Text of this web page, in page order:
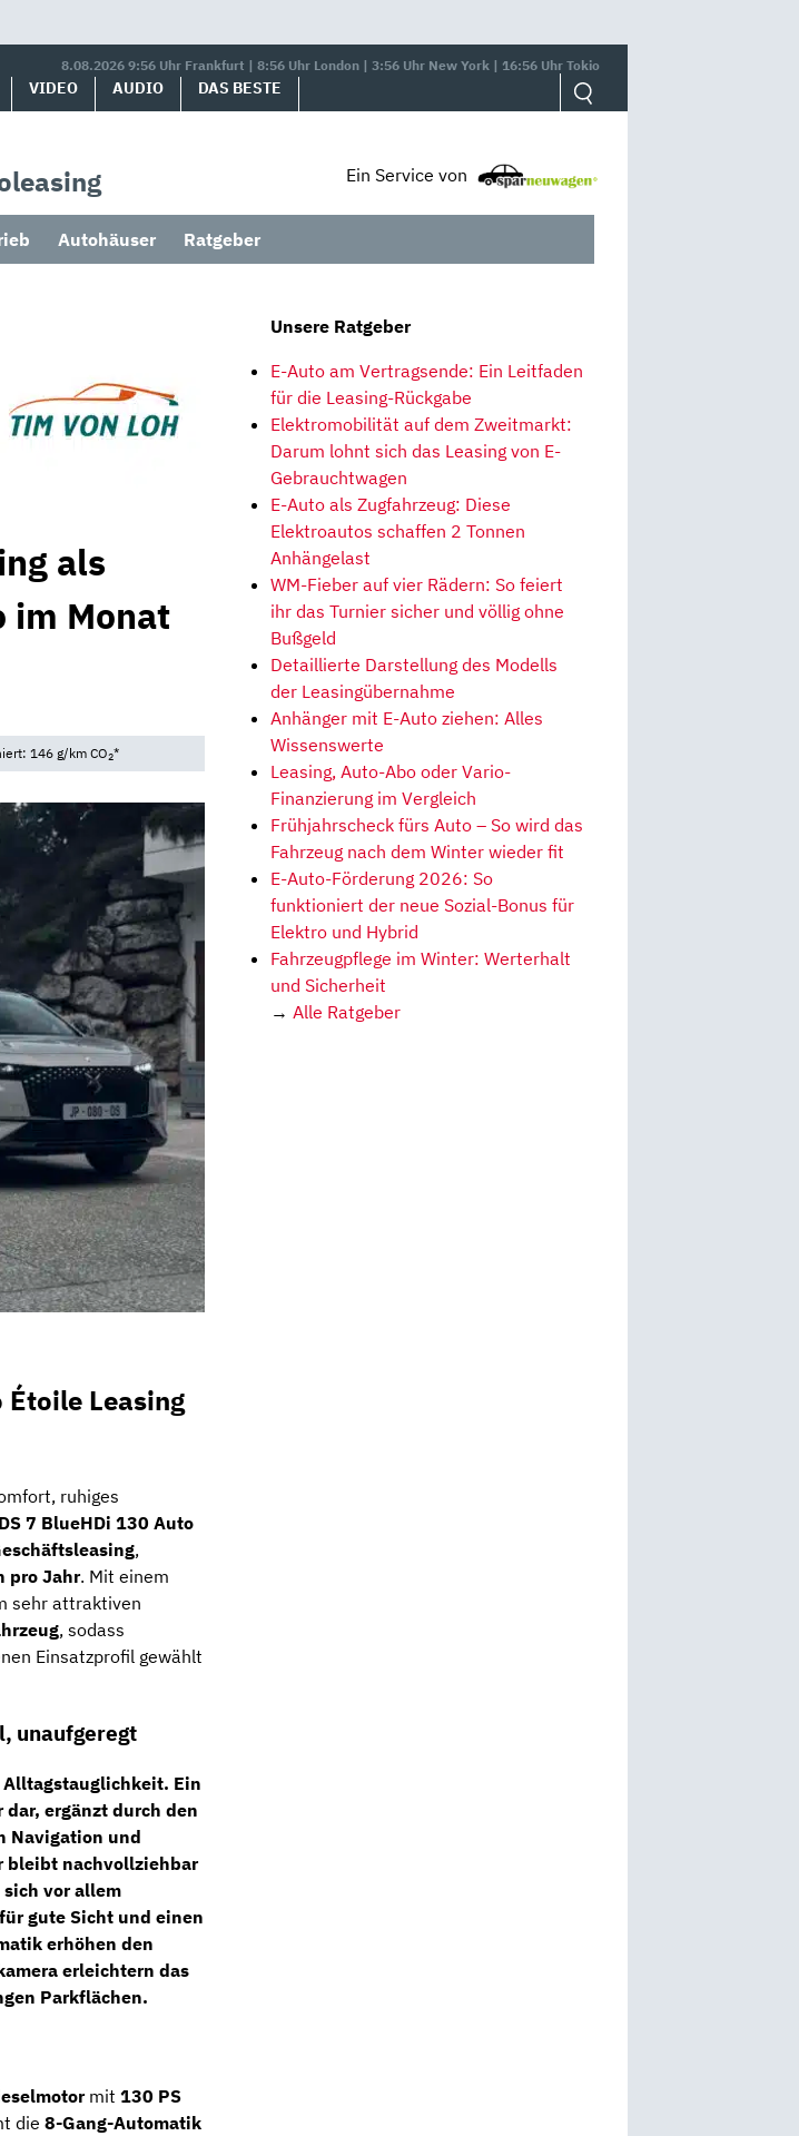
8.08.2026 9:56 Uhr Frankfurt | 8:56 Uhr London | 3:56 Uhr New York | 16:56 Uhr Tokio
VIDEO AUDIO DAS BESTE
Ein Service von
Autohäuser Ratgeber
als
im Monat
146 g/km CO2*
Étoile Leasing
ruhiges
DS 7 BlueHDi 130 Auto
,
pro Jahr. Mit einem
sehr attraktiven
, sodass
Einsatzprofil gewählt
unaufgeregt
Alltagstauglichkeit. Ein
ergänzt durch den
Navigation und
bleibt nachvollziehbar
vor allem
gute Sicht und einen
erhöhen den
erleichtern das
Parkflächen.
mit 130 PS
die 8-Gang-Automatik
Unsere Ratgeber
E-Auto am Vertragsende: Ein Leitfaden
für die Leasing-Rückgabe
Elektromobilität auf dem Zweitmarkt:
Darum lohnt sich das Leasing von E-
Gebrauchtwagen
E-Auto als Zugfahrzeug: Diese
Elektroautos schaffen 2 Tonnen
Anhängelast
WM-Fieber auf vier Rädern: So feiert
ihr das Turnier sicher und völlig ohne
Bußgeld
Detaillierte Darstellung des Modells
der Leasingübernahme
Anhänger mit E-Auto ziehen: Alles
Wissenswerte
Leasing, Auto-Abo oder Vario-
Finanzierung im Vergleich
Frühjahrscheck fürs Auto – So wird das
Fahrzeug nach dem Winter wieder fit
E-Auto-Förderung 2026: So
funktioniert der neue Sozial-Bonus für
Elektro und Hybrid
Fahrzeugpflege im Winter: Werterhalt
und Sicherheit
→ Alle Ratgeber